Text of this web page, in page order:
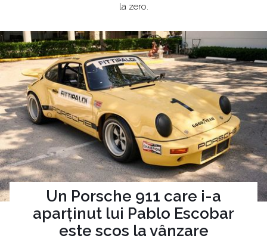
la zero.
Un Porsche 911 care i-a
aparținut lui Pablo Escobar
este scos la vânzare